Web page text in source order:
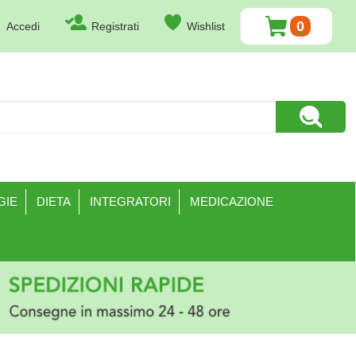
Accedi Registrati Wishlist 0
ARTICOLI
INSERITI
Cerca
DIETA INTEGRATORI MEDICAZIONE